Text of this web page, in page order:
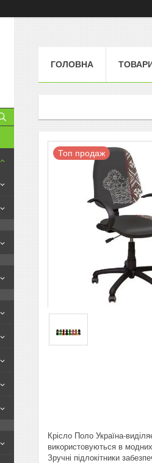
ГОЛОВНА
Топ продаж
Крісло Поло Україна-
використовуються в
Зручні підлокітники